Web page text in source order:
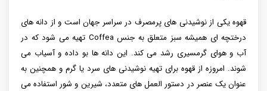
قهوه یکی از نوشیدنی‌ های پرمصرف در سراسر جهان است و از دانه‌ های
درختچه ‌ای همیشه سبز متعلق به جنس Coffea تهیه می ‌شود که در
آب و هوای گرمسیری رشد می ‌کند. این دانه ها بو داده و آسیاب می
شوند. امروزه از قهوه برای تهیه نوشیدنی های سرد یا گرم و همچنین به
عنوان یک عنصر در دستور العمل های متعدد، شیرین و شور استفاده می